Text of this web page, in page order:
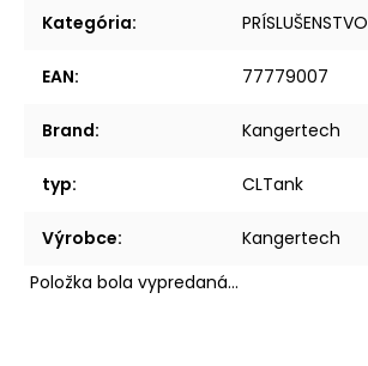
Kategória: PRÍSLUŠENSTVO
EAN: 77779007
Brand: Kangertech
typ: CLTank
Výrobce:
Kangertech
Položka bola vypredaná…